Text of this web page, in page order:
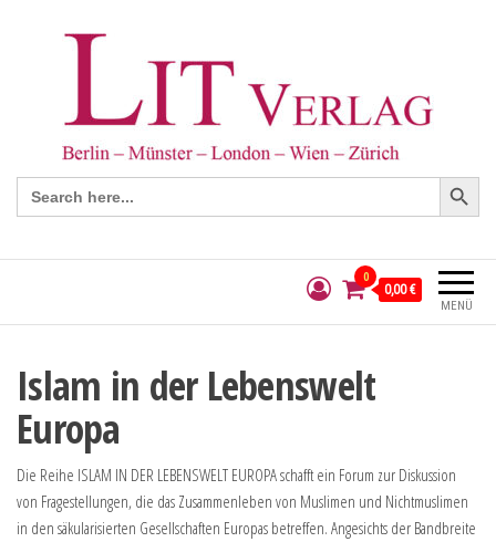
Search
for:
Search Button
MENÜ
0
0,00 €
Islam in der Lebenswelt
Europa
Die Reihe ISLAM IN DER LEBENSWELT EUROPA schafft ein Forum zur Diskussion
von Fragestellungen, die das Zusammenleben von Muslimen und Nichtmuslimen
in den säkularisierten Gesellschaften Europas betreffen. Angesichts der Bandbreite